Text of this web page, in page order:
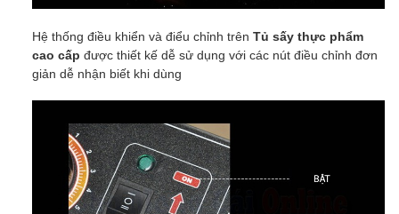
Hệ thống điều khiển và điểu chỉnh trênTủ sấy thực phẩm
cao cấpđược thiết kế dễ sử dụng với các nút điều chỉnh đơn
giản dễ nhận biết khi dùng